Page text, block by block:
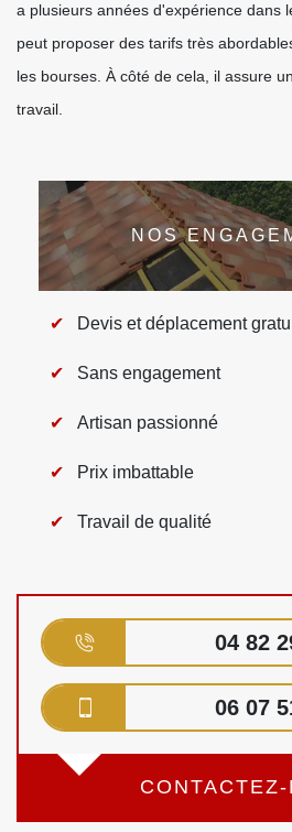
a plusieurs années d'expérience dans
peut proposer des tarifs très
les bourses. À côté de cela, il assure
travail.
NOS
Devis et déplacement
Sans engagement
Artisan passionné
Prix imbattable
Travail de qualité
04 82
06 07